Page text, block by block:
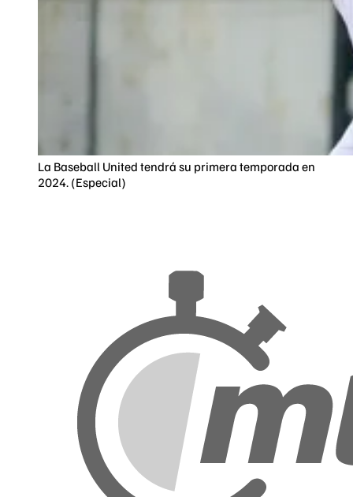
La Baseball United tendrá su primera temporada en
2024. (Especial)